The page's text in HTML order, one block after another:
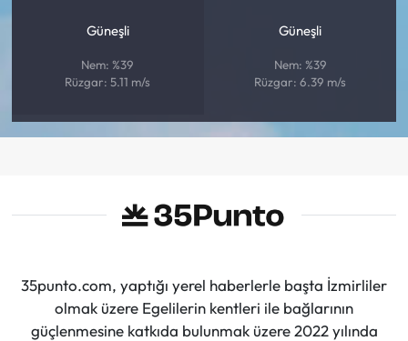
Güneşli
Nem: %39
Rüzgar: 5.11 m/s
Güneşli
Nem: %39
Rüzgar: 6.39 m/s
35punto.com, yaptığı yerel haberlerle başta İzmirliler
olmak üzere Egelilerin kentleri ile bağlarının
güçlenmesine katkıda bulunmak üzere 2022 yılında